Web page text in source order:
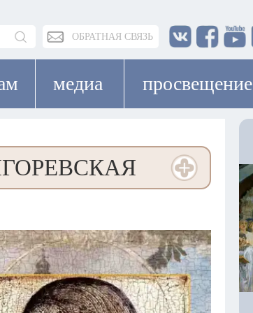
ОБРАТНАЯ СВЯЗЬ
медиа просвещение